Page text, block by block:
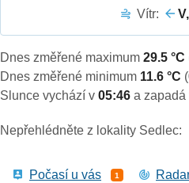
Vítr:
Dnes změřené maximum29.5 °C
Dnes změřené minimum 11.6 °C
Slunce vychází v05:46a
Nepřehlédněte z lokality Sedlec:
Počasí u vás 1